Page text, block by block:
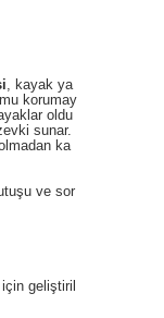
, kayak ya
korumay
oldu
sunar.
ka
ve sor
geliştiril